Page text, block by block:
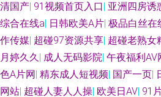
清国产| 91视频首页入口| 亚洲四房诱
综合在线a| 日韩欧美A片| 极品白丝在
作传媒| 超碰97资源共享| 超碰老熟女
月婷久久| 成人无码影院| 午夜福利AV
色A片网| 精东成人短视频| 国产一页|
网站| 超碰人妻人人操| 欧美日AV| 91